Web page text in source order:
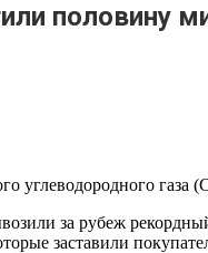
половину
углеводородного газа
за рубеж
заставили